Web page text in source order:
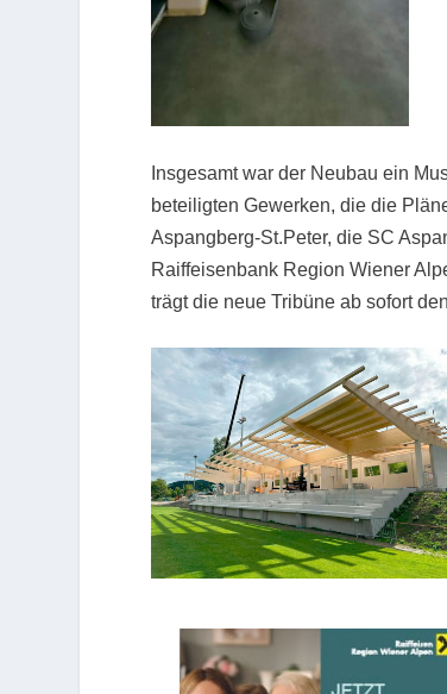
Insgesamt war der Neubau ein
beteiligten Gewerken, die die
Aspangberg-St.Peter, die SC
Raiffeisenbank Region Wiener
trägt die neue Tribüne ab sofort